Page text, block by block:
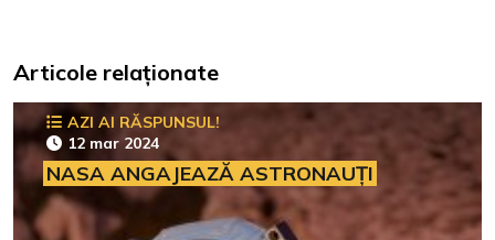
Articole relaționate
AZI AI RĂSPUNSUL!
12 mar 2024
NASA ANGAJEAZĂ ASTRONAUȚI